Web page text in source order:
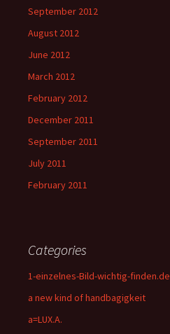
September 2012
August 2012
June 2012
March 2012
February 2012
December 2011
September 2011
July 2011
February 2011
Categories
1-einzelnes-Bild-wichtig-finden.de
a new kind of handbagigkeit
a=LUX.A.